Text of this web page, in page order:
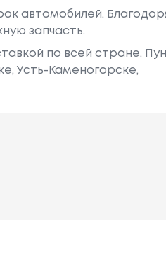
автомобилей.
запчасть.
по всей стране.
Усть-Каменогорске,